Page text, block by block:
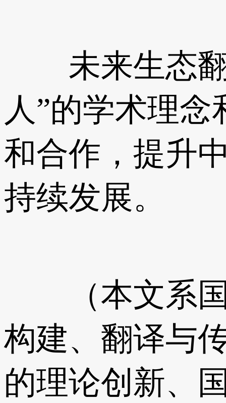
未来生态翻
人”的学术理
和合作，提升
持续发展。
（本文系国
构建、翻译与
的理论创新、